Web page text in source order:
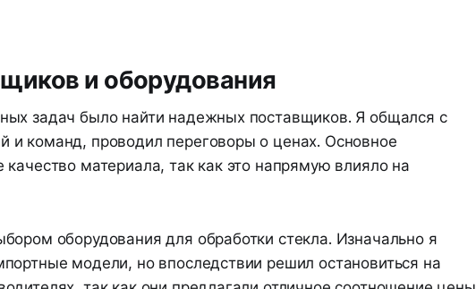
и оборудования
задач было найти надежных поставщиков. Я общался с
и команд, проводил переговоры о ценах. Основное
качество материала, так как это напрямую влияло на
оборудования для обработки стекла. Изначально я
модели, но впоследствии решил остановиться на